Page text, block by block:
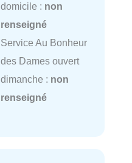
domicile : non
renseigné
Service Au Bonheur
des Dames ouvert
dimanche : non
renseigné